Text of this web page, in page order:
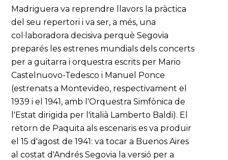
Madriguera va reprendre llavors la pràctica
del seu repertori i va ser, a més, una
col·laboradora decisiva perquè Segovia
preparés les estrenes mundials dels concerts
per a guitarra i orquestra escrits per Mario
Castelnuovo-Tedesco i Manuel Ponce
(estrenats a Montevideo, respectivament el
1939 i el 1941, amb l'Orquestra Simfònica de
l'Estat dirigida per l'italià Lamberto Baldi). El
retorn de Paquita als escenaris es va produir
el 15 d'agost de 1941: va tocar a Buenos Aires
al costat d'Andrés Segovia la versió per a